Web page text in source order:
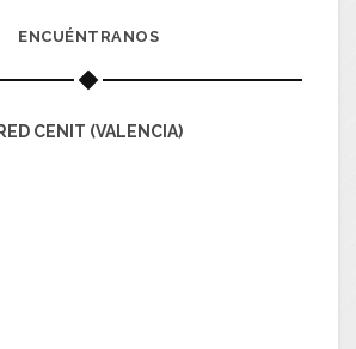
ENCUÉNTRANOS
CENIT (VALENCIA)